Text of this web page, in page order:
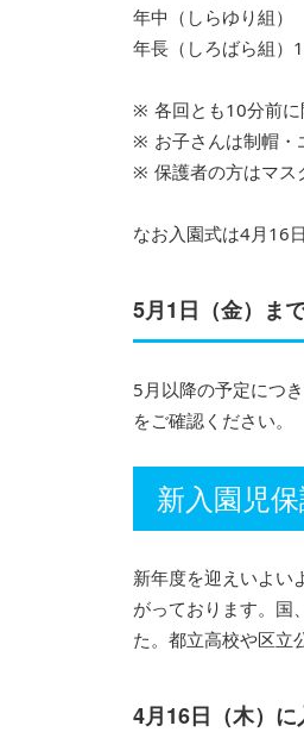
年中（しらゆり組
年長（しろばら組）
各回とも10分前に
お子さんは制帽・
保護者の方はマス
なお入園式は4月16
5月1日（金）ま
5月以降の予定につ
をご確認ください。
新入園児
新年度を迎えいよい
がっております。国
た。都立高校や区立
4月16日（木）に